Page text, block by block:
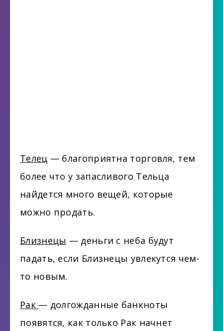
Телец — благоприятна торговля, тем
более что у запасливого Тельца
найдется много вещей, которые
можно продать.
Близнецы — деньги с неба будут
падать, если Близнецы увлекутся чем-
то новым.
Рак — долгожданные банкноты
появятся, как только Рак начнет